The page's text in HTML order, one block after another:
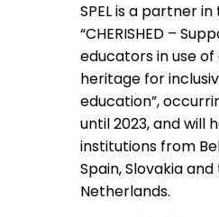
SPEL is a partner
“CHERISHED –
educators in use
heritage for
education”,
until 2023, and will
institutions from
Spain, Slovakia
Netherlands.